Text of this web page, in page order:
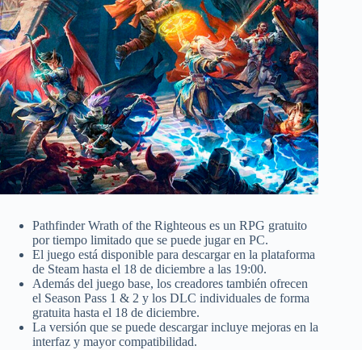
Pathfinder Wrath of the Righteous es un RPG gratuito
por tiempo limitado que se puede jugar en PC.
El juego está disponible para descargar en la plataforma
de Steam hasta el 18 de diciembre a las 19:00.
Además del juego base, los creadores también ofrecen
el Season Pass 1 & 2 y los DLC individuales de forma
gratuita hasta el 18 de diciembre.
La versión que se puede descargar incluye mejoras en la
interfaz y mayor compatibilidad.